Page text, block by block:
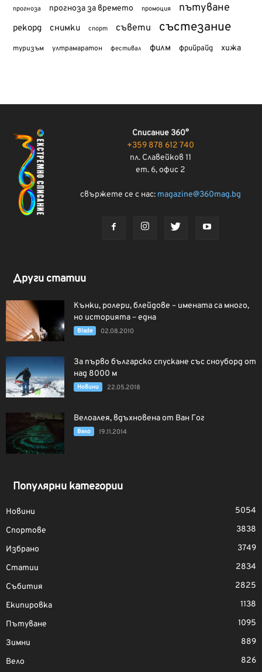
прогноза прогноза за времето промоция пътуване
рекорд снимки спорт съвети състезание
туризъм ултрамаратон фестивал филм фрийрайд хижа
Списание 360°
+359 878 612 740
пл. Славейков 11
ет. 6, офис 2
свържете се с нас: magazine@360mag.bg
Други статии
Кънки, ролери, блейдове – имената са много,
но историята – една
Blade 02.08.2010
За първо българско спускане със сноуборд от
над 8000 м
Новини 22.05.2018
Велоалея, вдъхновена от Ван Гог
Вело 19.11.2014
Популярни категории
Новини
5054
Спортове
3838
Избрано
3749
Статии
2834
Събития
2825
Екипировка
1138
Пътуване
1095
Зимни
889
Вело
826